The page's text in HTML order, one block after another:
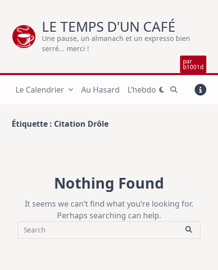
content
LE TEMPS D'UN CAFÉ
Une pause, un almanach et un expresso bien
serré... merci !
par
b1001d
Le Calendrier Au Hasard L’hebdo
Étiquette : Citation Drôle
Nothing Found
It seems we can’t find what you’re looking for.
Perhaps searching can help.
Search